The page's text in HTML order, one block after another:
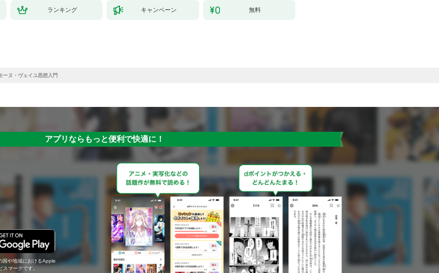
ランキング キャンペーン 無料
ーヌ・ヴェイユ思想入門
アプリならもっと便利で快適に！
国や地域におけるApple
マークです。